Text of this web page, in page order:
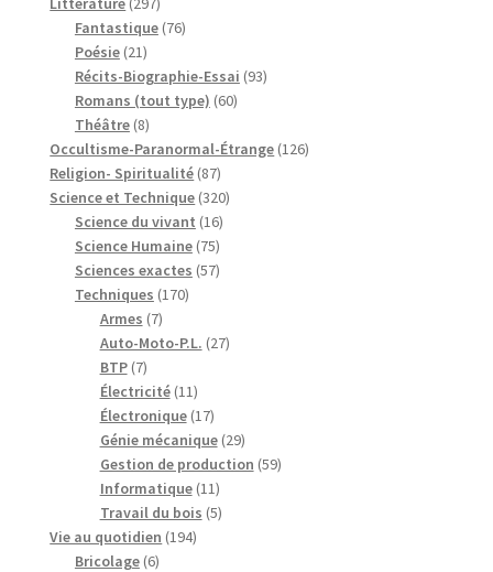
produits
Fantastique 7676
Poésie 2121
produits
Récits-Biographie-Essai 9393
Romans (tout type) 6060
Théâtre 88
produits
Occultisme-Paranormal-Étrange 126126
Religion- Spiritualité 8787
produits
Science et Technique 320320
Science du vivant 1616
produits
Science Humaine 7575
produits
Sciences exactes 5757
Techniques 170170
Armes 77
produits
Auto-Moto-P.L. 2727
BTP 77
produits
Électricité 1111
produits
Électronique 1717
produits
Génie mécanique 2929
produits
Gestion de production 5959
Informatique 1111
produits
Travail du bois 55
Vie au quotidien 194194
Bricolage 66